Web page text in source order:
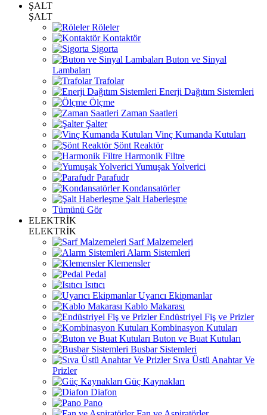
ŞALT
ŞALT
Röleler
Kontaktör
Sigorta
Buton ve Sinyal
Lambaları
Trafolar
Enerji Dağıtım Sistemleri
Ölçme
Zaman Saatleri
Şalter
Vinç Kumanda Kutuları
Şönt Reaktör
Harmonik Filtre
Yumuşak Yolverici
Parafudr
Kondansatörler
Şalt Haberleşme
Tümünü Gör
ELEKTRİK
ELEKTRİK
Sarf Malzemeleri
Alarm Sistemleri
Klemensler
Pedal
Isıtıcı
Uyarıcı Ekipmanlar
Kablo Makarası
Endüstriyel Fiş ve Prizler
Kombinasyon Kutuları
Buton ve Buat Kutuları
Busbar Sistemleri
Sıva Üstü Anahtar Ve
Prizler
Güç Kaynakları
Diafon
Pano